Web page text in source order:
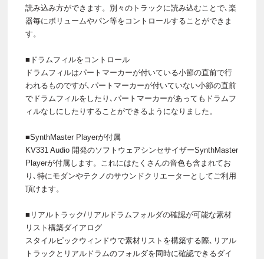
読み込み方ができます。別々のトラックに読み込むことで､楽
器毎にボリュームやパン等をコントロールすることができま
す。
■ドラムフィルをコントロール
ドラムフィルはパートマーカーが付いている小節の直前で行
われるものですが､パートマーカーが付いていない小節の直前
でドラムフィルをしたり､パートマーカーがあってもドラムフ
ィルなしにしたりすることができるようになりました。
■SynthMaster Playerが付属
KV331 Audio 開発のソフトウェアシンセサイザーSynthMaster
Playerが付属します。これにはたくさんの音色も含まれてお
り､特にモダンやテクノのサウンドクリエーターとしてご利用
頂けます。
■リアルトラック/リアルドラムフォルダの確認が可能な素材
リスト構築ダイアログ
スタイルピックウィンドウで素材リストを構築する際､リアル
トラックとリアルドラムのフォルダを同時に確認できるダイ